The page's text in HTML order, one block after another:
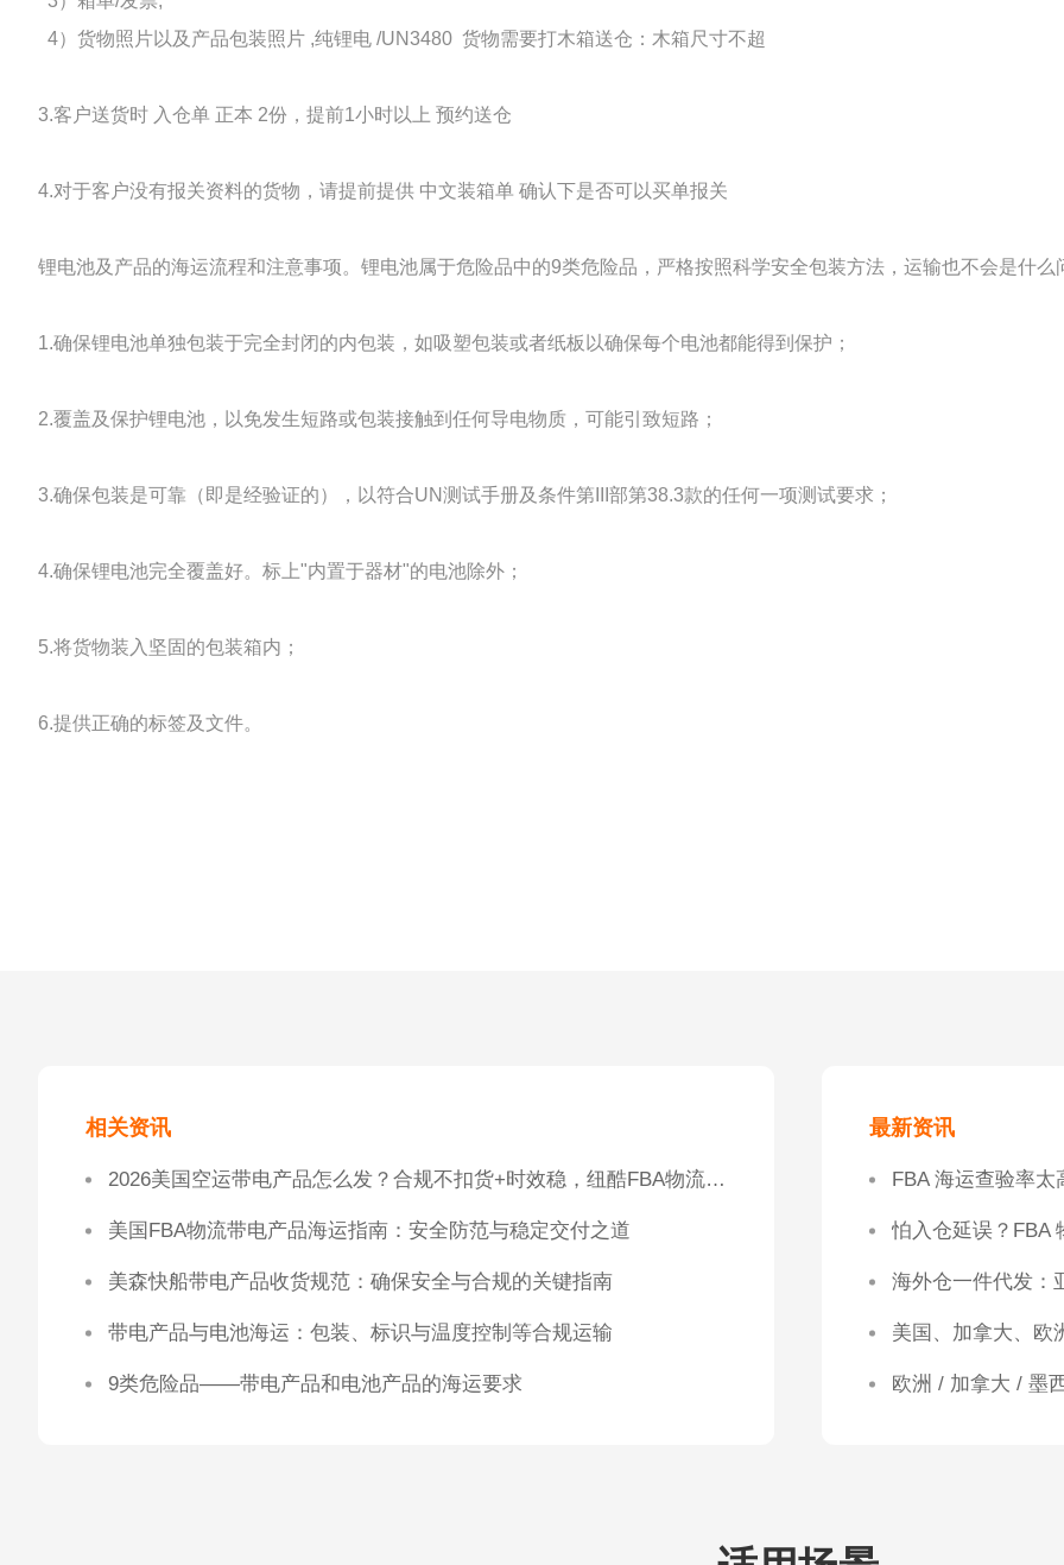
4）货物照片以及产品包装照片 ,纯锂电 /UN3480 货物需要打木箱送仓：木箱尺寸不超
3.客户送货时 入仓单 正本 2份，提前1小时以上 预约送仓
4.对于客户没有报关资料的货物，请提前提供 中文装箱单 确认下是否可以买单报关
锂电池及产品的海运流程和注意事项。锂电池属于危险品中的9类危险品，严格按照科学安全包装方法，运输也不会是什么
1.确保锂电池单独包装于完全封闭的内包装，如吸塑包装或者纸板以确保每个电池都能得到保护；
2.覆盖及保护锂电池，以免发生短路或包装接触到任何导电物质，可能引致短路；
3.确保包装是可靠（即是经验证的），以符合UN测试手册及条件第III部第38.3款的任何一项测试要求；
4.确保锂电池完全覆盖好。标上"内置于器材"的电池除外；
5.将货物装入坚固的包装箱内；
6.提供正确的标签及文件。
相关资讯
2026美国空运带电产品怎么发？合规不扣货+时效稳，纽酷FBA物流专属解决方案
美国FBA物流带电产品海运指南：安全防范与稳定交付之道
美森快船带电产品收货规范：确保安全与合规的关键指南
带电产品与电池海运：包装、标识与温度控制等合规运输
9类危险品——带电产品和电池产品的海运要求
最新资讯
FBA 海运查验率
怕入仓延误？FBA
海外仓一件代发：
美国、加拿大、欧
欧洲 / 加拿大 / 墨